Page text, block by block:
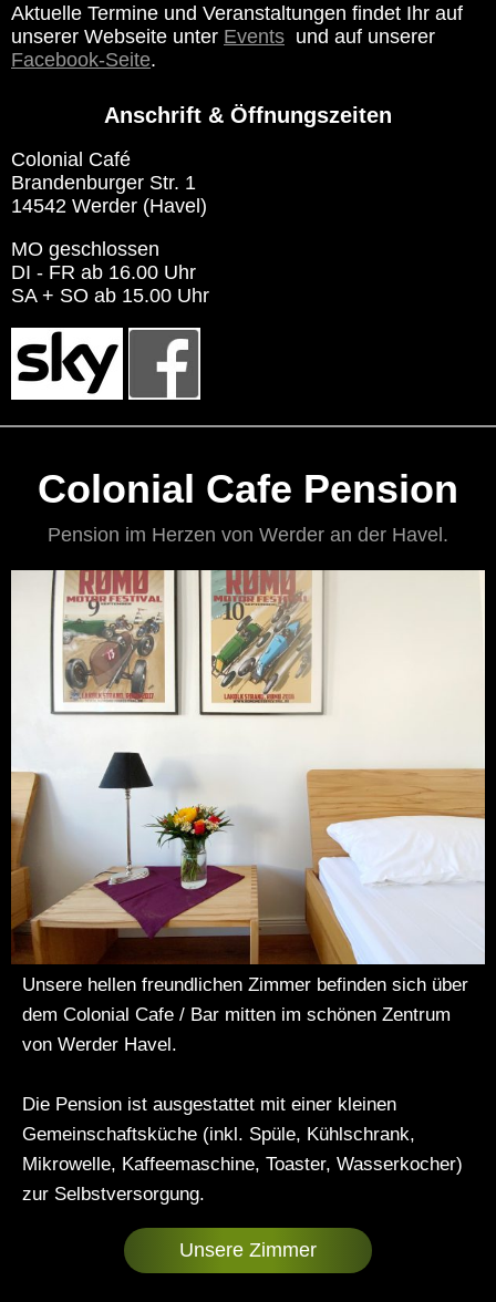
Aktuelle Termine und Veranstaltungen findet Ihr auf
unserer Webseite unter Events und auf unserer
Facebook-Seite.
Anschrift & Öffnungszeiten
Colonial Café
Brandenburger Str. 1
14542 Werder (Havel)
MO geschlossen
DI - FR ab 16.00 Uhr
SA + SO ab 15.00 Uhr
Colonial Cafe Pension
Pension im Herzen von Werder an der Havel.
Unsere hellen freundlichen Zimmer befinden sich über
dem Colonial Cafe / Bar mitten im schönen Zentrum
von Werder Havel.
Die Pension ist ausgestattet mit einer kleinen
Gemeinschaftsküche (inkl. Spüle, Kühlschrank,
Mikrowelle, Kaffeemaschine, Toaster, Wasserkocher)
zur Selbstversorgung.
Unsere Zimmer